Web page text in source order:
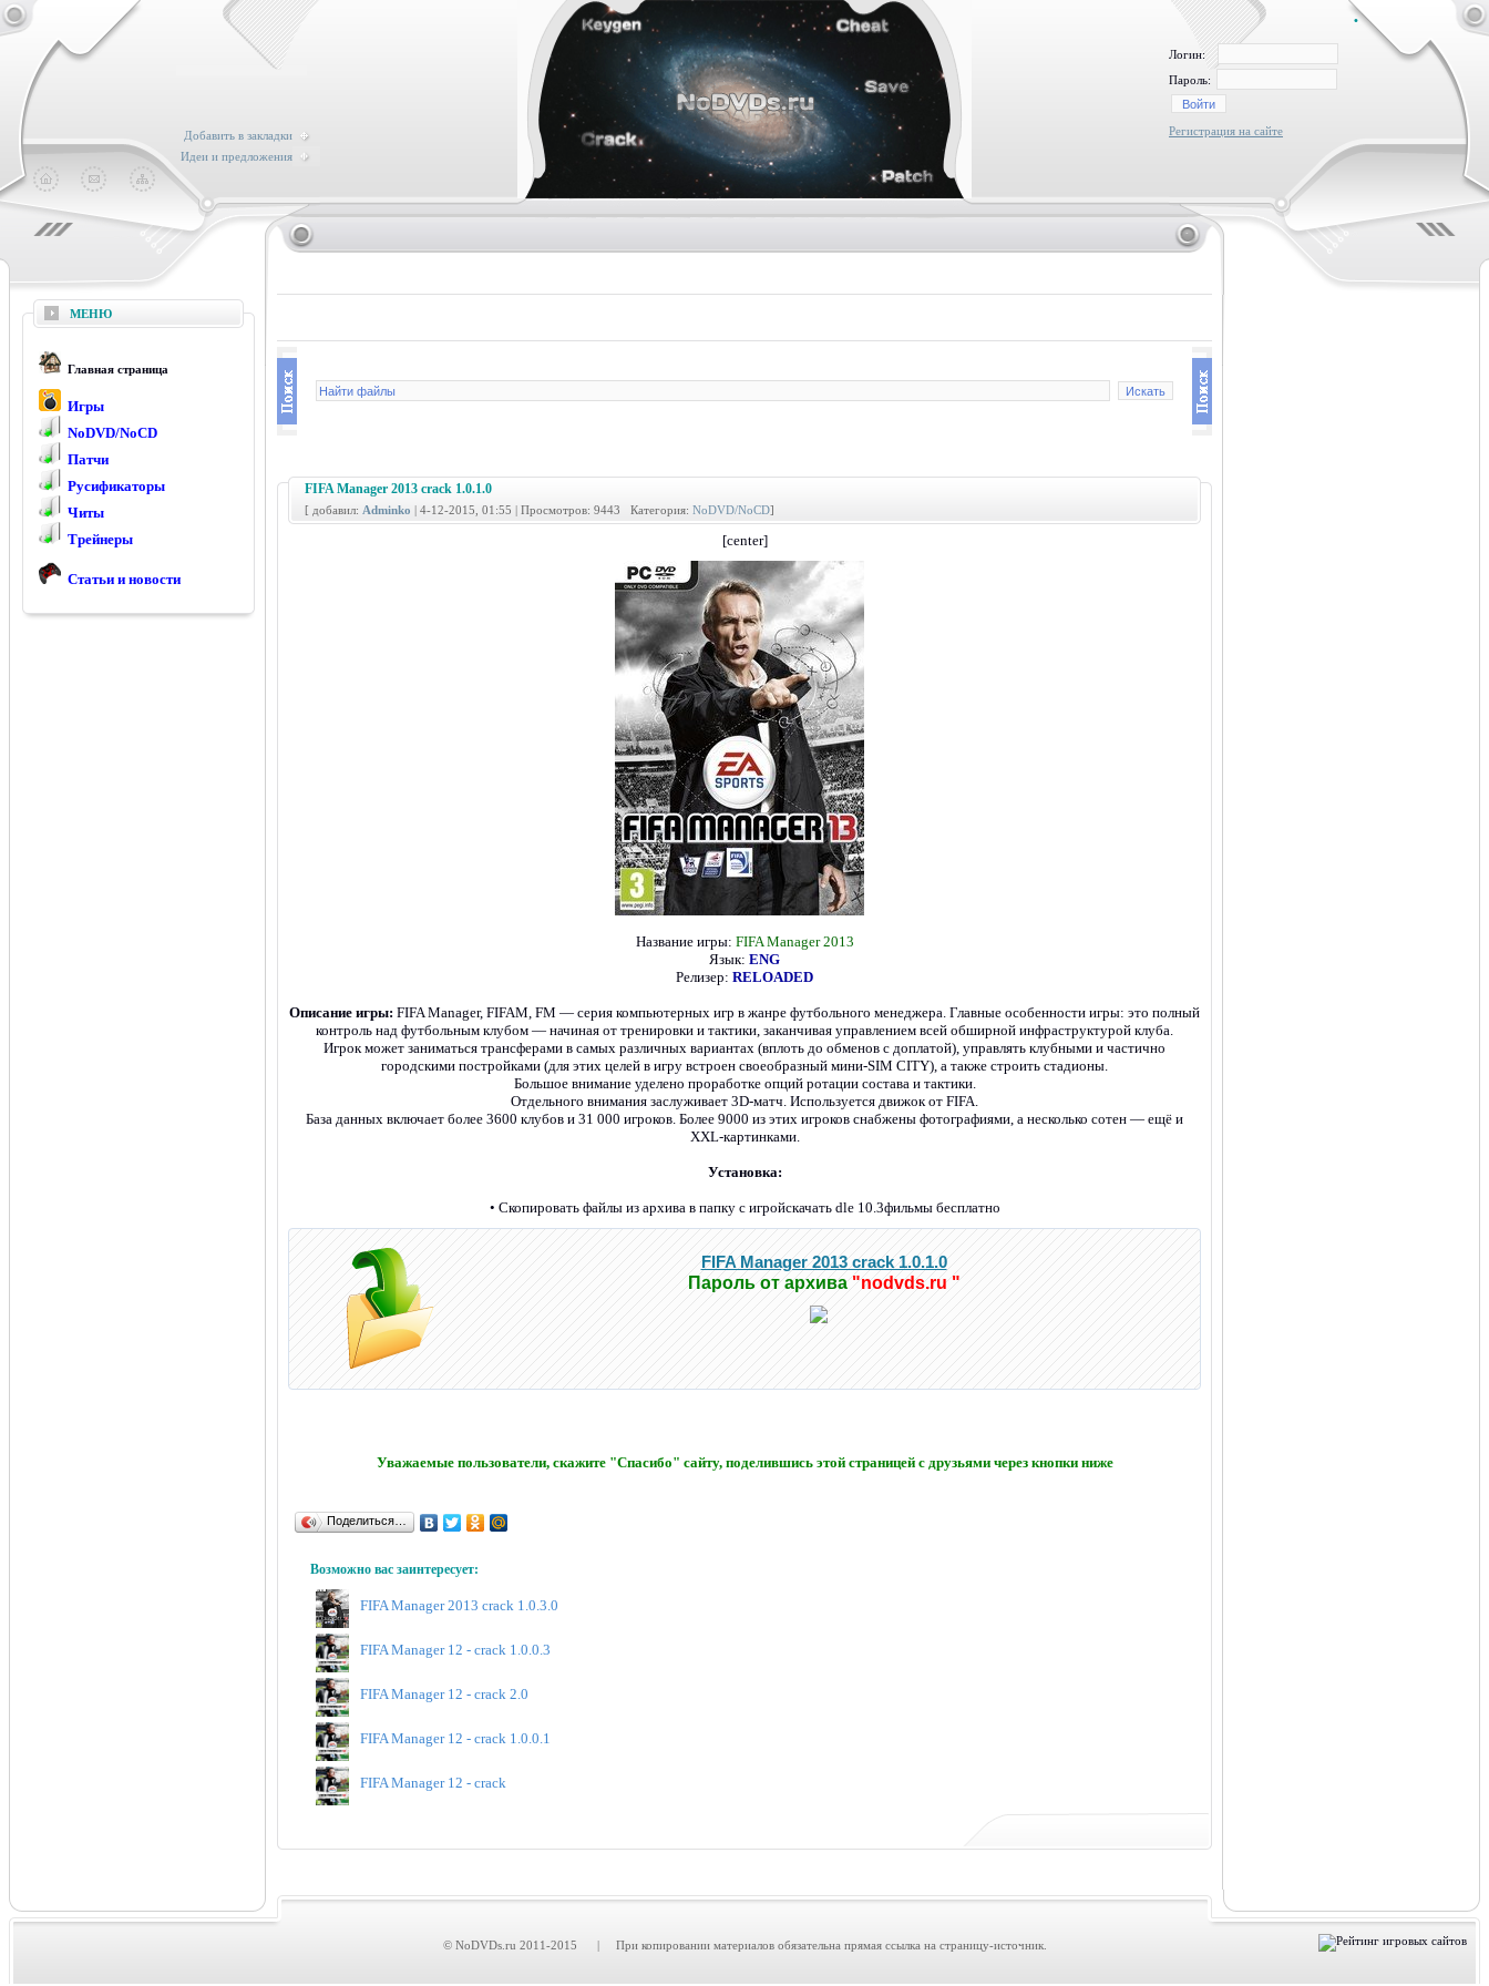
Добавить в закладки
Идеи и предложения
•
Логин:
Пароль:
Регистрация на сайте
МЕНЮ
Главная страница
Игры
NoDVD/NoCD
Патчи
Русификаторы
Читы
Трейнеры
Статьи и новости
FIFA Manager 2013 crack 1.0.1.0
[ добавил: Adminko | 4-12-2015, 01:55 | Просмотров: 9443 Категория: NoDVD/NoCD]
[center]
Название игры: FIFA Manager 2013
Язык: ENG
Релизер: RELOADED
Описание игры: FIFA Manager, FIFAM, FM — серия компьютерных игр в жанре футбольного менеджера. Главные особенности игры: это полный
контроль над футбольным клубом — начиная от тренировки и тактики, заканчивая управлением всей обширной инфраструктурой клуба.
Игрок может заниматься трансферами в самых различных вариантах (вплоть до обменов с доплатой), управлять клубными и частично
городскими постройками (для этих целей в игру встроен своеобразный мини-SIM CITY), а также строить стадионы.
Большое внимание уделено проработке опций ротации состава и тактики.
Отдельного внимания заслуживает 3D-матч. Используется движок от FIFA.
База данных включает более 3600 клубов и 31 000 игроков. Более 9000 из этих игроков снабжены фотографиями, а несколько сотен — ещё и
XXL-картинками.
Установка:
• Скопировать файлы из архива в папку с игройскачать dle 10.3фильмы бесплатно
FIFA Manager 2013 crack 1.0.1.0
Пароль от архива"nodvds.ru "
Уважаемые пользователи, скажите "Спасибо" сайту, поделившись этой страницей с друзьями через кнопки ниже
Поделиться…
Возможно вас заинтересует:
FIFA Manager 2013 crack 1.0.3.0
FIFA Manager 12 - crack 1.0.0.3
FIFA Manager 12 - crack 2.0
FIFA Manager 12 - crack 1.0.0.1
FIFA Manager 12 - crack
© NoDVDs.ru 2011-2015 | При копировании материалов обязательна прямая ссылка на страницу-источник.